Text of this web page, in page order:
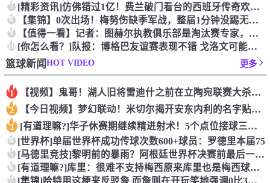
7 [精彩资讯]仿佛错过1亿！费兰破门看台的西班牙传奇欢呼，拉莫
8 【集锦】0次出场！梅努伤缺季军战，整届1分钟没踢无缘世界杯首
9 【值得一看】记者：图赫尔执教俱乐部是淘汰赛专家，但在真正压力
10 [你怎么看？]队报：博格巴友谊赛表现不错 戈洛文可能加盟沙特
篮球新闻HOT VIDEO 更多
1 【视频】鬼哥！湖人旧将雷迪什之前在立陶宛联赛大杀四方
2 【今日视频】梦幻联动！米切尔揭开安东内利的名字贴纸！
3 [有道理嘛?]华子休赛期继续精进射术！5个点位接球三分全部命
4 [世界杯]单届世界杯成功传球次数600+球员：罗德里本届75
5 [马德里竞技]黎明前的暴雨？阿根廷世界杯决赛前最后一堂训练课
6 [有道理嘛?]库里：很难不支持梅西原来库里也是梅西球迷！
7 [集锦]哈特用这梗来反驳詹 而詹则在开玩笑地强调0比3和1比